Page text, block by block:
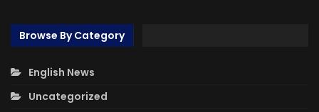
Browse By Category
English News
Uncategorized